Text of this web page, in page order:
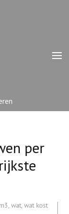
per
m3, wat, wat kost